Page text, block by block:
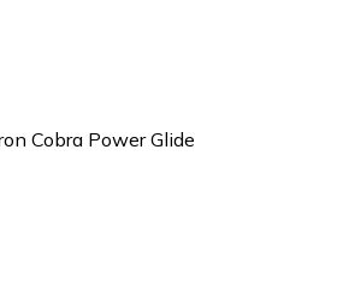
Cobra Power Glide